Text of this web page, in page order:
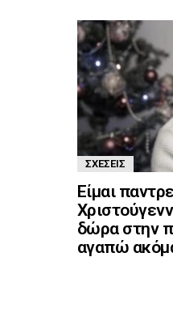
ΣΧΈΣΕΙΣ
Είμαι
δώρα στην
αγαπώ